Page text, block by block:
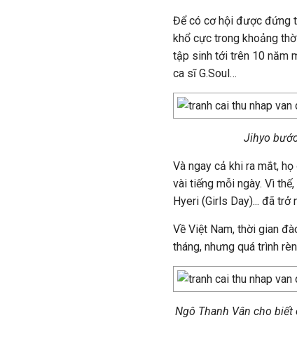
Để có cơ hội được đứng
khổ cực trong khoảng
tập sinh tới trên 10 năm
ca sĩ G.Soul…
Jihyo
Và ngay cả khi ra mắt,
vài tiếng mỗi ngày. Vì
Hyeri (Girls Day)... đã trở
Về Việt Nam, thời gian
tháng, nhưng quá trình
Ngô Thanh Vân cho